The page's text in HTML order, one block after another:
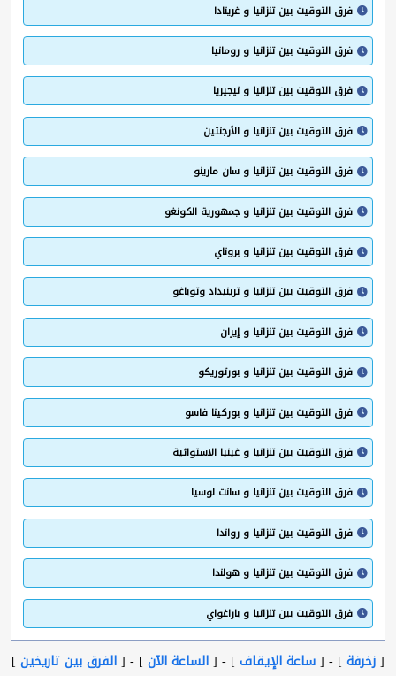
فرق التوقيت بين تنزانيا و غرينادا
فرق التوقيت بين تنزانيا و رومانيا
فرق التوقيت بين تنزانيا و نيجيريا
فرق التوقيت بين تنزانيا و الأرجنتين
فرق التوقيت بين تنزانيا و سان مارينو
فرق التوقيت بين تنزانيا و جمهورية الكونغو
فرق التوقيت بين تنزانيا و بروناي
فرق التوقيت بين تنزانيا و ترينيداد وتوباغو
فرق التوقيت بين تنزانيا و إيران
فرق التوقيت بين تنزانيا و بورتوريكو
فرق التوقيت بين تنزانيا و بوركينا فاسو
فرق التوقيت بين تنزانيا و غينيا الاستوائية
فرق التوقيت بين تنزانيا و سانت لوسيا
فرق التوقيت بين تنزانيا و رواندا
فرق التوقيت بين تنزانيا و هولندا
فرق التوقيت بين تنزانيا و باراغواي
[زخرفة ] - [ساعة الإيقاف ] - [الساعة الآن ] - [الفرق بين تاريخين ]